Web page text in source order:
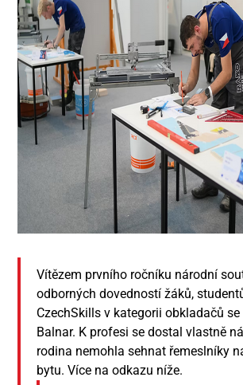
Vítězem prvního ročníku národní
odborných dovedností žáků,
CzechSkills v kategorii obkladačů
Balnar. K profesi se dostal vlastně
rodina nemohla sehnat řemeslníky
bytu. Více na odkazu níže.